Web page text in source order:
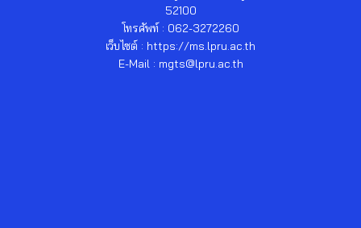
52100
โทรศัพท์ : 062-3272260
เว็บไซต์ : https://ms.lpru.ac.th
E-Mail : mgts@lpru.ac.th